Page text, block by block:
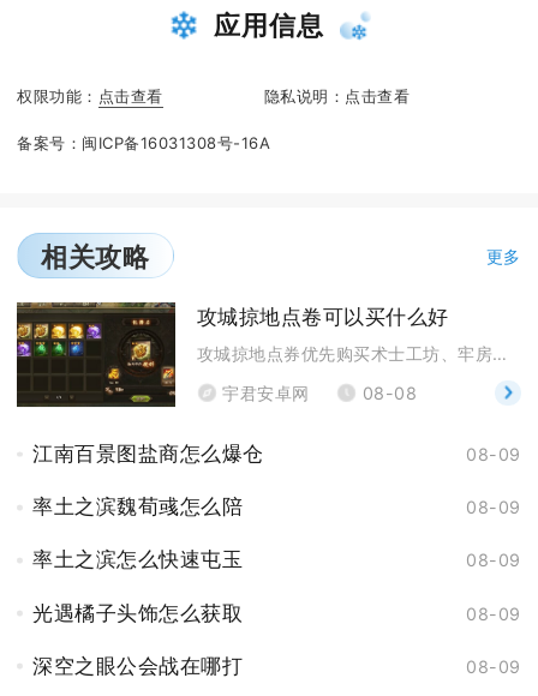
应用信息
权限功能： 点击查看 隐私说明： 点击查看
备案号： 闽ICP备16031308号-16A
相关攻略 更多
攻城掠地点卷可以买什么好
攻城掠地点券优先购买术士工坊、牢房、核心套装图纸，
宇君安卓网
08-08
江南百景图盐商怎么爆仓 08-09
率土之滨魏荀彧怎么陪 08-09
率土之滨怎么快速屯玉 08-09
光遇橘子头饰怎么获取 08-09
深空之眼公会战在哪打 08-09